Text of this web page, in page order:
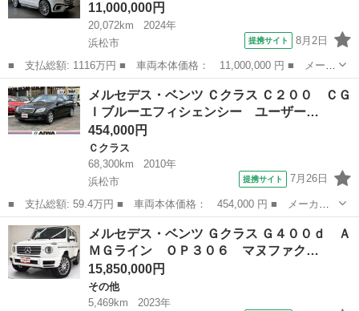
11,000,000円
20,072km
2024年
浜松市
提携サイト 8月2日
■ 支払総額: 1116万円 ■ 車両本体価格： 11,000,000 円 ■ メーカ
ー名： メルセデス・ベンツ ■ 車種名： ＧＬＳ ■ グレード
名： ＧＬＳ４５０ｄ ４マチック ＡＭＧラインパッケージ パノ
ラミックＳＲ...
静岡 浜松市 ベンツ（メルセデス）
メルセデス・ベンツ Ｃクラス Ｃ２００ ＣＧ
Ｉブルーエフィシェンシー ユーザー…
454,000円
Ｃクラス
68,300km
2010年
浜松市
提携サイト 7月26日
■ 支払総額: 59.4万円 ■ 車両本体価格： 454,000 円 ■ メーカー
名： メルセデス・ベンツ ■ 車種名： Ｃクラス ■ グレード
名： Ｃ２００ ＣＧＩブルーエフィシェンシー ユーザー買取車
ワンオーナー 禁...
静岡 浜松市 Ｃクラス
メルセデス・ベンツ Ｇクラス Ｇ４００ｄ Ａ
ＭＧライン ＯＰ３０６ マヌファク…
15,850,000円
その他
5,469km
2023年